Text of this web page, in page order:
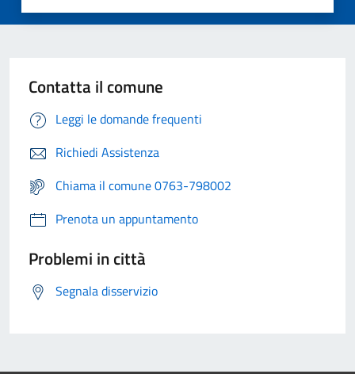
Contatta il comune
Leggi le domande frequenti
Richiedi Assistenza
Chiama il comune 0763-798002
Prenota un appuntamento
Problemi in città
Segnala disservizio